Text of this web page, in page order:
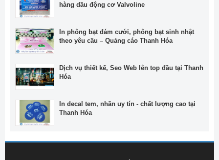
hàng dầu động cơ Valvoline
In phông bạt đám cưới, phông bạt sinh nhật
theo yêu cầu – Quảng cáo Thanh Hóa
Dịch vụ thiết kế, Seo Web lên top đầu tại Thanh
Hóa
In decal tem, nhãn uy tín - chất lượng cao tại
Thanh Hóa